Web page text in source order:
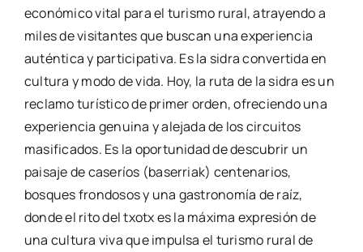
económico vital para el turismo rural, atrayendo a
miles de visitantes que buscan una experiencia
auténtica y participativa. Es la sidra convertida en
cultura y modo de vida. Hoy, la ruta de la sidra es un
reclamo turístico de primer orden, ofreciendo una
experiencia genuina y alejada de los circuitos
masificados. Es la oportunidad de descubrir un
paisaje de caseríos (baserriak) centenarios,
bosques frondosos y una gastronomía de raíz,
donde el rito del txotx es la máxima expresión de
una cultura viva que impulsa el turismo rural de